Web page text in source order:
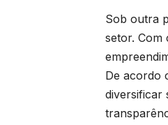
Sob outra
setor. Com
De acordo
diversificar